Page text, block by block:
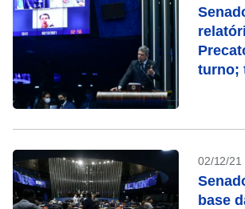
turno;
02/12/21
base